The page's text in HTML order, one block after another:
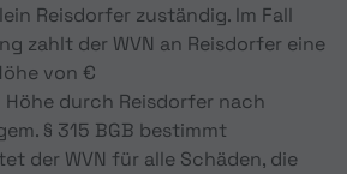
Reisdorfer zuständig. Im Fall
zahlt der WVN an Reisdorfer eine
von €
durch Reisdorfer nach
§ 315 BGB bestimmt
der WVN für alle Schäden, die